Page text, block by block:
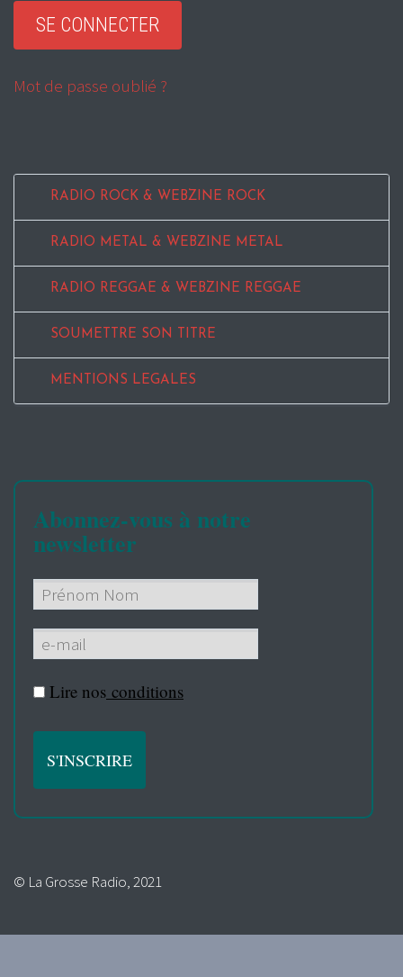
Mot de passe oublié ?
RADIO ROCK & WEBZINE ROCK
RADIO METAL & WEBZINE METAL
RADIO REGGAE & WEBZINE REGGAE
SOUMETTRE SON TITRE
MENTIONS LEGALES
Abonnez-vous à notre
newsletter
Lire nos conditions
© La Grosse Radio, 2021